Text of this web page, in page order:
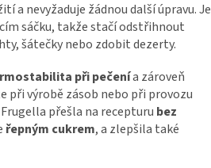
a nevyžaduje žádnou další úpravu. Je
sáčku, takže stačí odstřihnout
šátečky nebo zdobit dezerty.
při pečenía zároveň
při výrobě zásob nebo při provozu
přešla na recepturu bez
řepným cukrem, a zlepšila také